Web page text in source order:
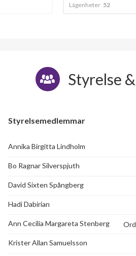
Lägenheter 52
Styrelse
Styrelsemedlemmar
Annika Birgitta Lindholm
Bo Ragnar Silverspjuth
David Sixten Spångberg
Hadi Dabirian
Ann Cecilia Margareta Stenberg
Krister Allan Samuelsson